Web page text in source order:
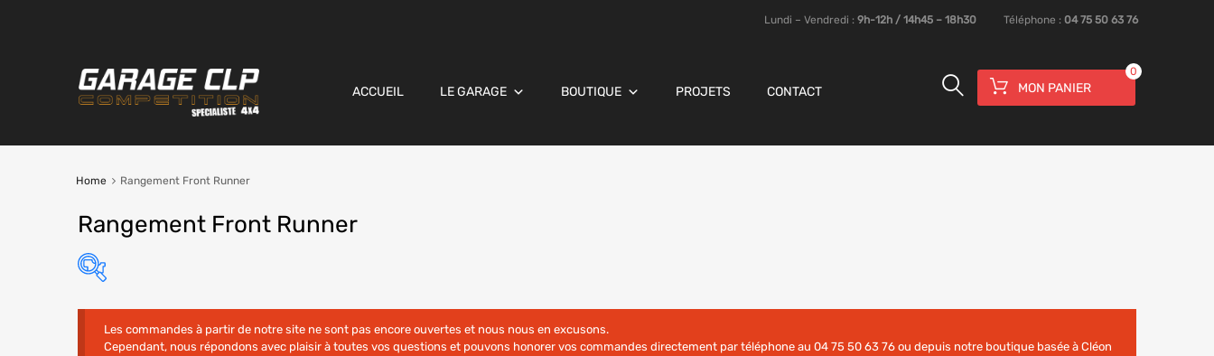
Lundi – Vendredi : 9h-12h / 14h45 – 18h30 Téléphone : 04 75 50 63 76
MON PANIER
0
ACCUEIL LE GARAGE BOUTIQUE PROJETS CONTACT
Home Rangement Front Runner
Rangement Front Runner
Les commandes à partir de notre site ne sont pas encore ouvertes et nous nous en excusons.
Cependant, nous répondons avec plaisir à toutes vos questions et pouvons honorer vos commandes directement par téléphone au 04 75 50 63 76 ou depuis notre boutique basée à Cléon